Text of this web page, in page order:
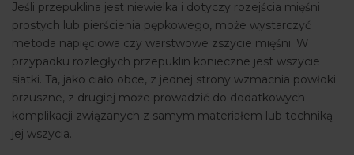
Jeśli przepuklina jest niewielka i dotyczy rozejścia mięśni
prostych lub pierścienia pępkowego, może wystarczyć
metoda napięciowa czy warstwowe zszycie mięśni. W
przypadku rozległych przepuklin konieczne jest wszycie
siatki. Ta, jako ciało obce, z jednej strony wzmacnia powłoki
brzuszne, z drugiej może prowadzić do dodatkowych
komplikacji związanych z samym materiałem lub techniką
jej wszycia.